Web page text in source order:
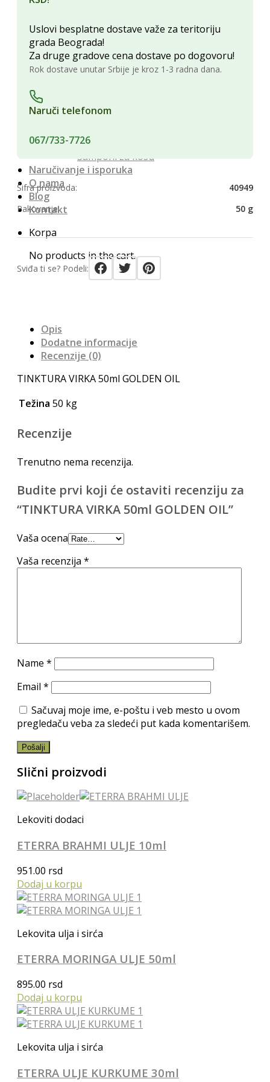
Konditori
Bombone
Čokolada za kuvanje
Čokoladni slatkiši
Slane grickalice
Kozmetika i Higijena
Nega Lica
Nega zuba i usta
Šamponi za kosu
Naručivanje i isporuka
O nama
Blog
Kontakt
Korpa
No products in the cart.
Uslovi besplatne dostave važe za teritoriju
grada Beograda!
Za druge gradove cena dostave po dogovoru!
Rok dostave unutar Srbije je kroz 1-3 radna dana.
Naruči telefonom
067/733-7726
Šifra proizvoda:
40949
Pakovanje:
50 g
Sviđa ti se? Podeli:
Opis
Dodatne informacije
Recenzije (0)
TINKTURA VIRKA 50ml GOLDEN OIL
Težina 50 kg
Recenzije
Trenutno nema recenzija.
Budite prvi koji će ostaviti recenziju za
“TINKTURA VIRKA 50ml GOLDEN OIL”
Vaša ocena
Vaša recenzija *
Name *
Email *
Sačuvaj moje ime, e-poštu i veb mesto u ovom
pregledaču veba za sledeći put kada komentarišem.
Slični proizvodi
Lekoviti dodaci
ETERRA BRAHMI ULJE 10ml
951.00 rsd
Dodaj u korpu
Lekovita ulja i sirća
ETERRA MORINGA ULJE 50ml
895.00 rsd
Dodaj u korpu
Lekovita ulja i sirća
ETERRA ULJE KURKUME 30ml